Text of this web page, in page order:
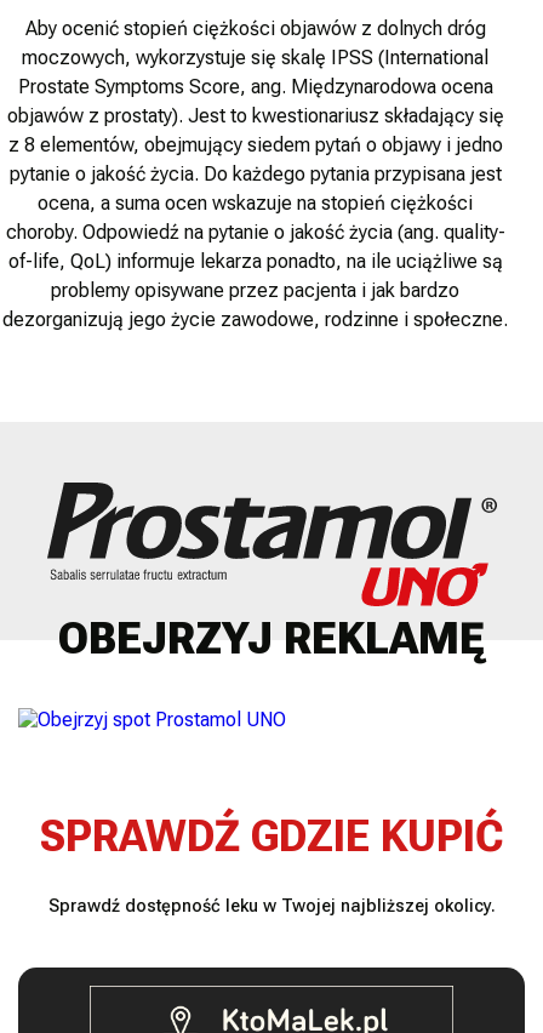
Aby ocenić stopień ciężkości objawów z dolnych dróg
moczowych, wykorzystuje się skalę IPSS (International
Prostate Symptoms Score, ang. Międzynarodowa ocena
objawów z prostaty). Jest to kwestionariusz składający się
z 8 elementów, obejmujący siedem pytań o objawy i jedno
pytanie o jakość życia. Do każdego pytania przypisana jest
ocena, a suma ocen wskazuje na stopień ciężkości
choroby. Odpowiedź na pytanie o jakość życia (ang. quality-
of-life, QoL) informuje lekarza ponadto, na ile uciążliwe są
problemy opisywane przez pacjenta i jak bardzo
dezorganizują jego życie zawodowe, rodzinne i społeczne.
OBEJRZYJ REKLAMĘ
SPRAWDŹ GDZIE KUPIĆ
Sprawdź dostępność leku w Twojej najbliższej okolicy.